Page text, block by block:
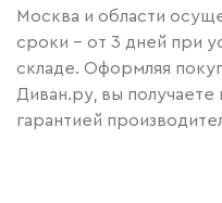
Москва и области
сроки – от 3 дней при
складе. Оформляя
Диван.ру, вы
гарантией